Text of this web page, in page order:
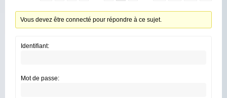
Vous devez être connecté pour répondre à ce sujet.
Identifiant:
Mot de passe: